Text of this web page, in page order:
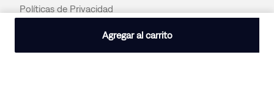
Agregar al carrito
Políticas de Privacidad
© 2026 LEVI STRAUSS & CO